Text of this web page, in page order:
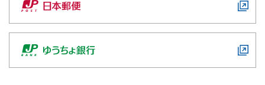
ご契約内容の確認
お客さまに関する情報等の確認の取り組み
保険かんたん診断
これからのライフイベントでかかる費用とは？
健康情報
CM・オウンドメディア／ソーシャルメディア
English